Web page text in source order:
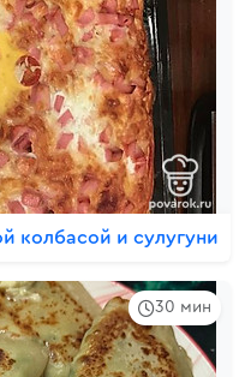
колбасой и сулугуни
30 мин